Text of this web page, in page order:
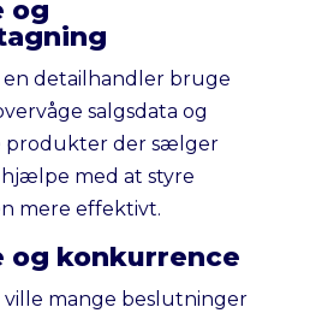
og
en detailhandler bruge
salgsdata og
produkter der sælger
med at styre
mere effektivt.
og konkurrence
ville mange beslutninger